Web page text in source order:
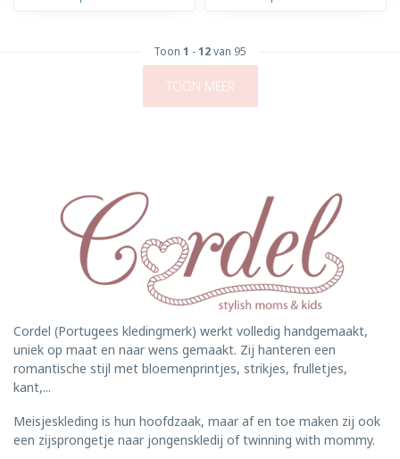
Toon 1 -12van 95
TOON MEER
Cordel (Portugees kledingmerk) werkt volledig handgemaakt,
uniek op maat en naar wens gemaakt. Zij hanteren een
romantische stijl met bloemenprintjes, strikjes, frulletjes,
kant,...
Meisjeskleding is hun hoofdzaak, maar af en toe maken zij ook
een zijsprongetje naar jongenskledij of twinning with mommy.